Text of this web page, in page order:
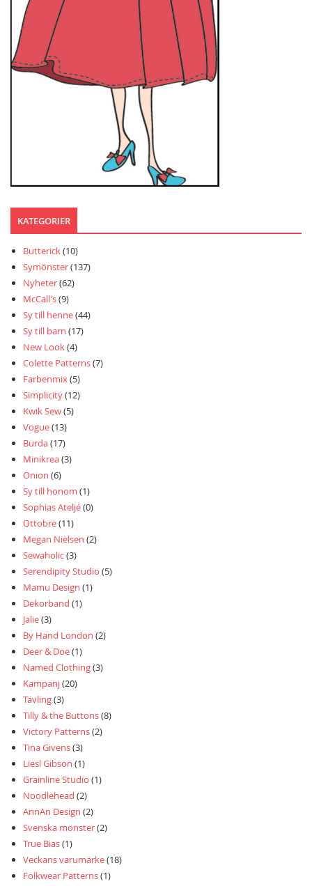
KATEGORIER
Butterick(10)
Symönster(137)
Nyheter(62)
McCall's(9)
Sy till henne(44)
Sy till barn (17)
New Look(4)
Colette Patterns(7)
Farbenmix(5)
Simplicity(12)
Kwik Sew(5)
Vogue(13)
Burda(17)
Minikrea(3)
Onion (6)
Sy till honom (1)
Sophias Ateljé(0)
Ottobre(11)
Megan Nielsen (2)
Sewaholic(3)
Serendipity Studio (5)
Mamu Design (1)
Dekorband (1)
Jalie(3)
By Hand London (2)
Deer & Doe(1)
Named Clothing(3)
Kampanj(20)
Tävling(3)
Tilly & the Buttons(8)
Victory Patterns(2)
Tina Givens(3)
Liesl Gibson (1)
Grainline Studio (1)
Noodlehead (2)
AnnAn Design (2)
Svenska mönster(2)
True Bias(1)
Veckans varumärke(18)
Folkwear Patterns(1)